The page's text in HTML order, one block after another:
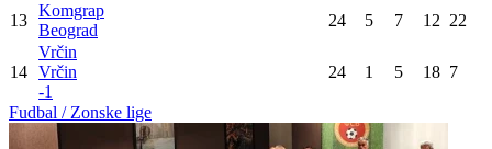
13
Komgrap
Beograd
24 5 7 12 22
14
Vrčin
Vrčin
-1
24 1 5 18 7
Fudbal / Zonske lige